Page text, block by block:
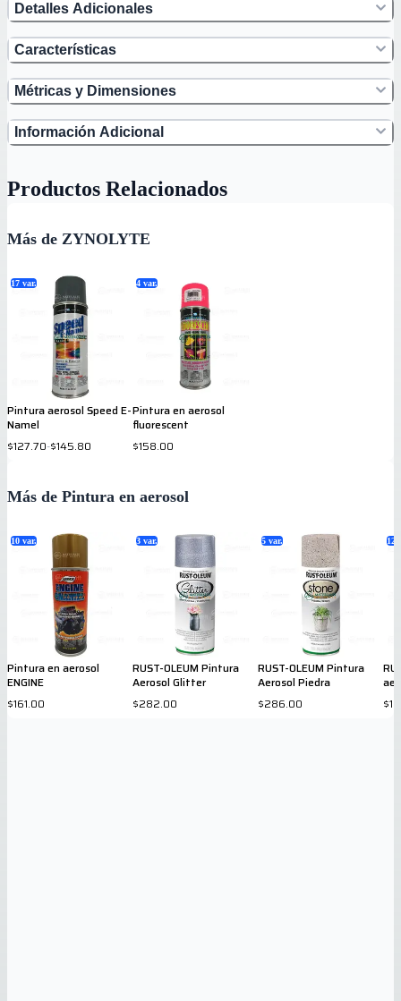
Detalles Adicionales
Características
Métricas y Dimensiones
Información Adicional
Productos Relacionados
Más de ZYNOLYTE
17 var.
Pintura aerosol Speed E-
Namel
$127.70-$145.80
4 var.
Pintura en aerosol
fluorescent
$158.00
Más de Pintura en aerosol
10 var.
Pintura en aerosol
ENGINE
$161.00
3 var.
RUST-OLEUM Pintura
Aerosol Glitter
$282.00
5 var.
RUST-OLEUM Pintura
Aerosol Piedra
$286.00
12